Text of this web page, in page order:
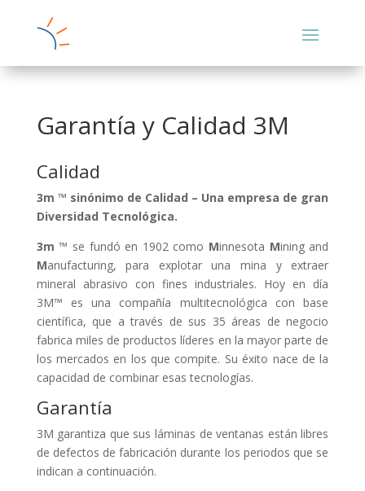
Garantía y Calidad 3M
Calidad
3m ™ sinónimo de Calidad – Una empresa de gran
Diversidad Tecnológica.
3m ™ se fundó en 1902 como Minnesota Mining and
Manufacturing, para explotar una mina y extraer
mineral abrasivo con fines industriales. Hoy en día
3M™ es una compañía multitecnológica con base
científica, que a través de sus 35 áreas de negocio
fabrica miles de productos líderes en la mayor parte de
los mercados en los que compite. Su éxito nace de la
capacidad de combinar esas tecnologías.
Garantía
3M garantiza que sus láminas de ventanas están libres
de defectos de fabricación durante los periodos que se
indican a continuación.